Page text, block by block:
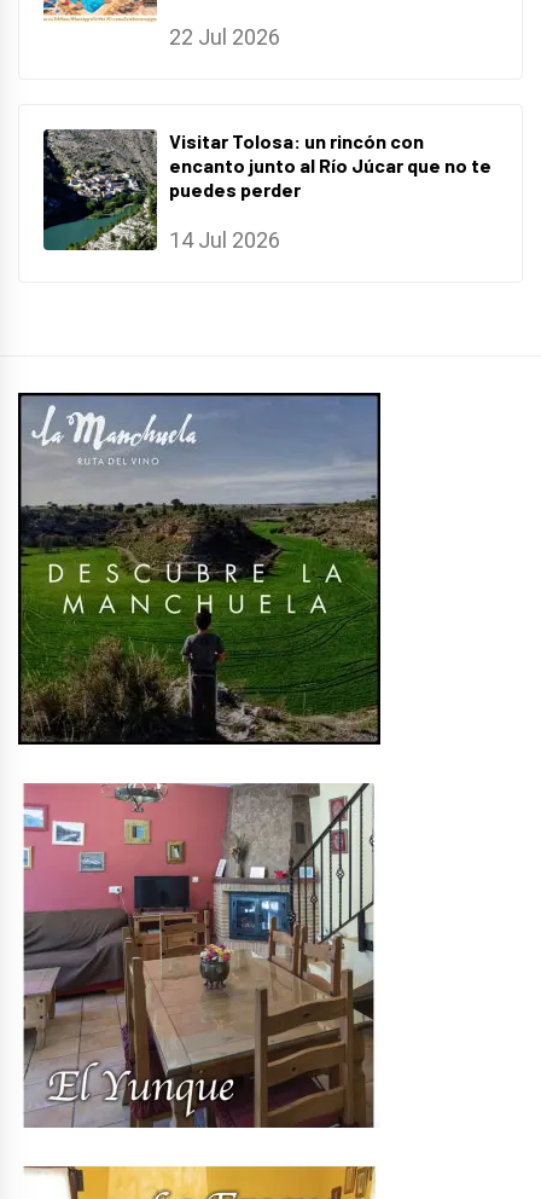
22 Jul 2026
Visitar Tolosa: un rincón con
encanto junto al Río Júcar que no te
puedes perder
14 Jul 2026